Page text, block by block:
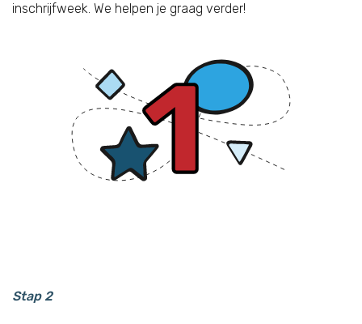
inschrijfweek. We helpen je graag verder!
Stap 2